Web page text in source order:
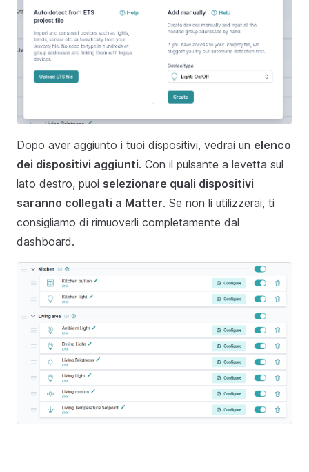
Dopo aver aggiunto i tuoi dispositivi, vedrai un elenco
dei dispositivi aggiunti. Con il pulsante a levetta sul
lato destro, puoi selezionare quali dispositivi
saranno collegati a Matter. Se non li utilizzerai, ti
consigliamo di rimuoverli completamente dal
dashboard.